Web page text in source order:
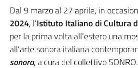
Dal 9 marzo al 27 aprile, in
2024, l’Istituto Italiano di Cultura
per la prima volta all’estero una
all’arte sonora italiana
sonora, a cura del collettivo SONRO.